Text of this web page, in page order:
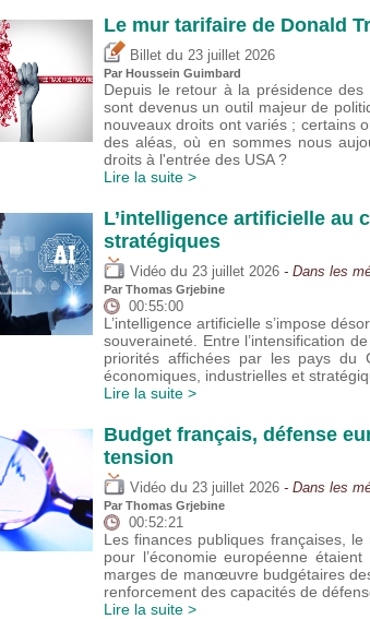
Le mur tarifaire de Donald
Billet du 23 juillet 2026
Par Houssein Guimbard
Depuis le retour à la présidence
sont devenus un outil majeur de
nouveaux droits ont variés ; certains
des aléas, où en sommes nous
droits à l'entrée des USA ?
Lire la suite >
L’intelligence artificielle au
stratégiques
Vidéo du 23 juillet 2026 - Dans les
Par Thomas Grjebine
00:55:00
L’intelligence artificielle s’impose
souveraineté. Entre l’intensification
priorités affichées par les pays du
économiques, industrielles et
Lire la suite >
Budget français, défense
tension
Vidéo du 23 juillet 2026 - Dans les
Par Thomas Grjebine
00:52:21
Les finances publiques françaises,
pour l’économie européenne
marges de manœuvre budgétaires
renforcement des capacités de
Lire la suite >